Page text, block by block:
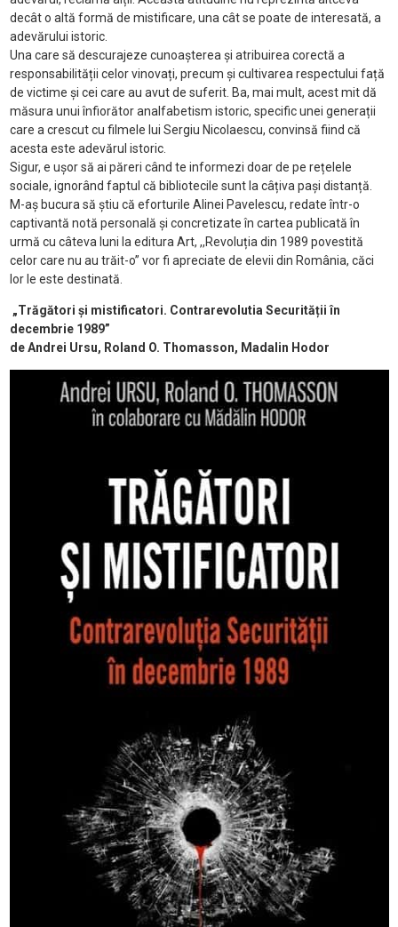
decât o altă formă de mistificare, una cât se poate de interesată, a
adevărului istoric.
Una care să descurajeze cunoașterea și atribuirea corectă a
responsabilității celor vinovați, precum și cultivarea respectului față
de victime și cei care au avut de suferit. Ba, mai mult, acest mit dă
măsura unui înfiorător analfabetism istoric, specific unei generații
care a crescut cu filmele lui Sergiu Nicolaescu, convinsă fiind că
acesta este adevărul istoric.
Sigur, e ușor să ai păreri când te informezi doar de pe rețelele
sociale, ignorând faptul că bibliotecile sunt la câțiva pași distanță.
M-aș bucura să știu că eforturile Alinei Pavelescu, redate într-o
captivantă notă personală și concretizate în cartea publicată în
urmă cu câteva luni la editura Art, ,,Revoluția din 1989 povestită
celor care nu au trăit-o” vor fi apreciate de elevii din România, căci
lor le este destinată.
„Trăgători și mistificatori. Contrarevolutia Securității în
decembrie 1989”
de Andrei Ursu, Roland O. Thomasson, Madalin Hodor